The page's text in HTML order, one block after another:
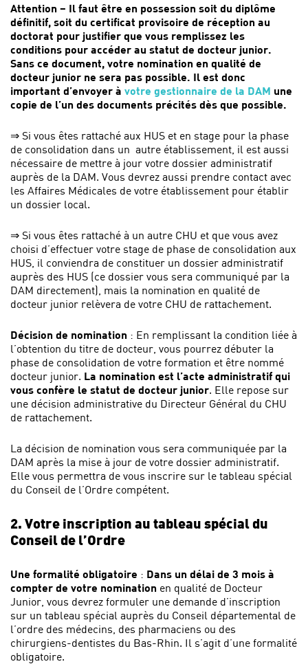
Attention – Il faut être en possession soit du diplôme
définitif, soit du certificat provisoire de réception au
doctorat pour justifier que vous remplissez les
conditions pour accéder au statut de docteur junior.
Sans ce document, votre nomination en qualité de
docteur junior ne sera pas possible. Il est donc
important d’envoyer à votre gestionnaire de la DAM une
copie de l’un des documents précités dès que possible.
⇒ Si vous êtes rattaché aux HUS et en stage pour la phase
de consolidation dans un autre établissement, il est aussi
nécessaire de mettre à jour votre dossier administratif
auprès de la DAM. Vous devrez aussi prendre contact avec
les Affaires Médicales de votre établissement pour établir
un dossier local.
⇒ Si vous êtes rattaché à un autre CHU et que vous avez
choisi d’effectuer votre stage de phase de consolidation aux
HUS, il conviendra de constituer un dossier administratif
auprès des HUS (ce dossier vous sera communiqué par la
DAM directement), mais la nomination en qualité de
docteur junior relèvera de votre CHU de rattachement.
Décision de nomination : En remplissant la condition liée à
l’obtention du titre de docteur, vous pourrez débuter la
phase de consolidation de votre formation et être nommé
docteur junior. La nomination est l’acte administratif qui
vous confère le statut de docteur junior. Elle repose sur
une décision administrative du Directeur Général du CHU
de rattachement.
La décision de nomination vous sera communiquée par la
DAM après la mise à jour de votre dossier administratif.
Elle vous permettra de vous inscrire sur le tableau spécial
du Conseil de l’Ordre compétent.
2. Votre inscription au tableau spécial du
Conseil de l’Ordre
Une formalité obligatoire : Dans un délai de 3 mois à
compter de votre nomination en qualité de Docteur
Junior, vous devrez formuler une demande d’inscription
sur un tableau spécial auprès du Conseil départemental de
l’ordre des médecins, des pharmaciens ou des
chirurgiens-dentistes du Bas-Rhin. Il s’agit d’une formalité
obligatoire.